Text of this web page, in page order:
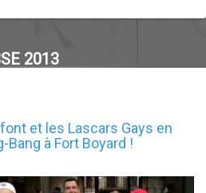
2013
et les Lascars Gays en
Bang à Fort Boyard !